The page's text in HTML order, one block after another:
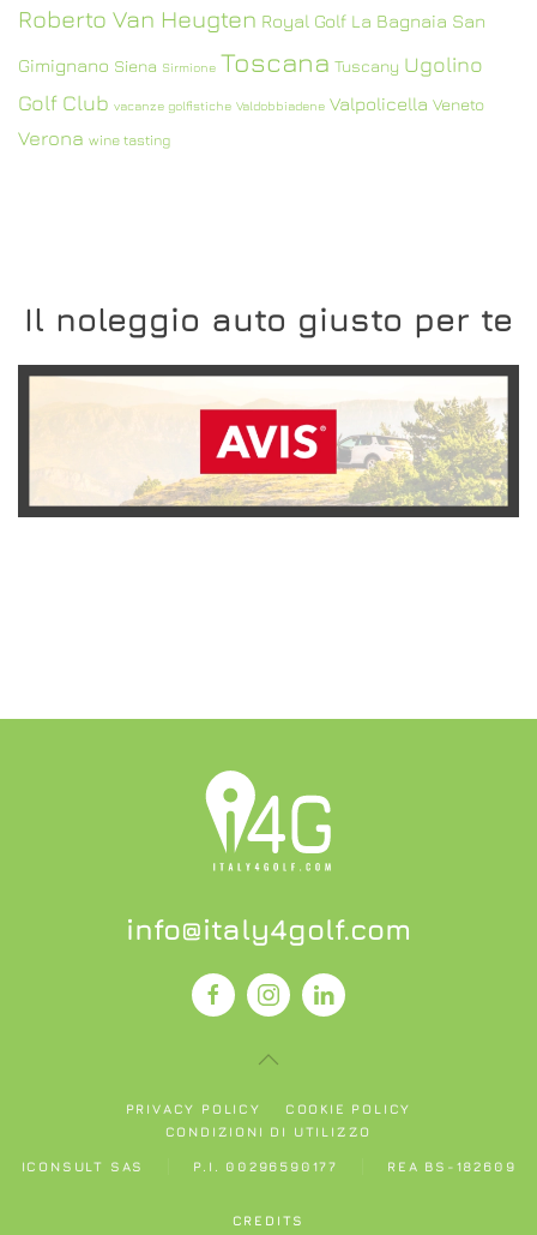
Roberto Van Heugten Royal Golf La Bagnaia San
Gimignano Siena Sirmione Toscana Tuscany Ugolino
Golf Club vacanze golfistiche Valdobbiadene Valpolicella Veneto
Verona wine tasting
Il noleggio auto giusto per te
SCOPRI L'OFFERTA
info@italy4golf.com
PRIVACY POLICY
COOKIE POLICY
CONDIZIONI DI UTILIZZO
ICONSULT SAS P.I. 00296590177 REA BS-182609
CREDITS